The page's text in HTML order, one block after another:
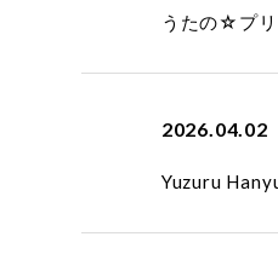
うたの☆プリ
2026.04.02
Yuzuru